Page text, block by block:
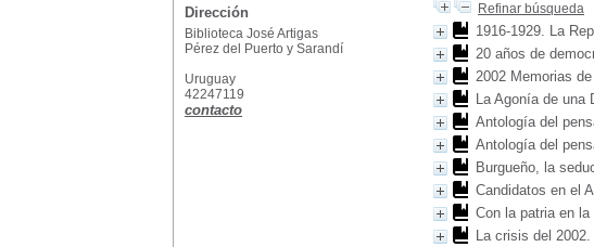
Refinar búsqueda
1916-1929. La
20 años de
2002 Memorias
La Agonía de una
Antología del
Antología del
Burgueño, la
Candidatos en el
Con la patria en
La crisis del 2002.
Dirección
Biblioteca José Artigas
Pérez del Puerto y Sarandí
Uruguay
42247119
contacto